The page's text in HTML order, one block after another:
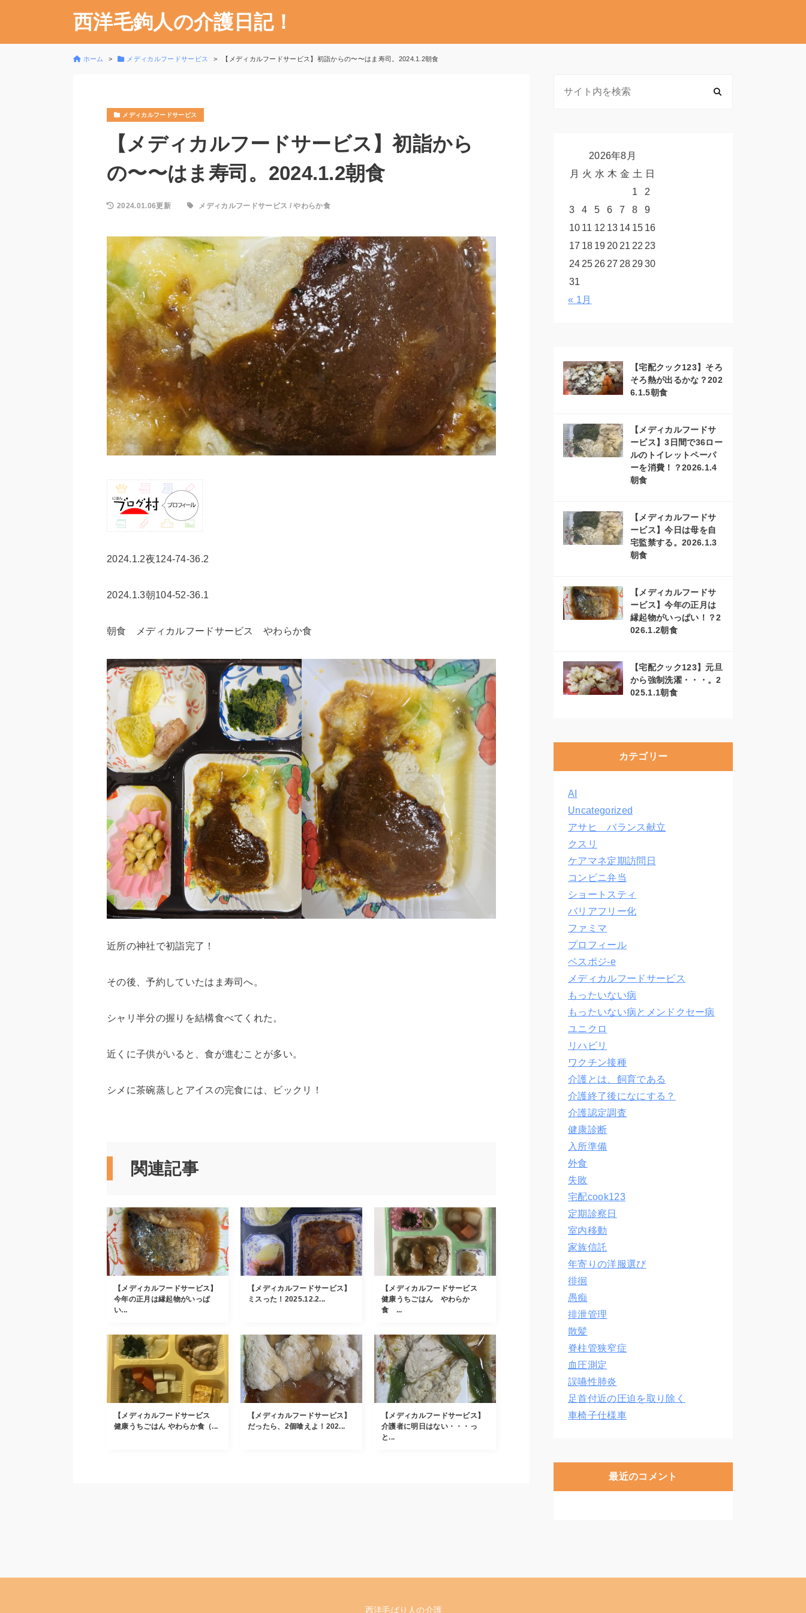
西洋毛鉤人の介護日記！
ホーム メディカルフードサービス 【メディカルフードサービス】初詣からの〜〜はま寿司。2024.1.2朝食
メディカルフードサービス
【メディカルフードサービス】初詣から
の〜〜はま寿司。2024.1.2朝食
2024.01.06更新 メディカルフードサービス /やわらか食
2024.1.2夜124-74-36.2
2024.1.3朝104-52-36.1
朝食 メディカルフードサービス やわらか食
近所の神社で初詣完了！
その後、予約していたはま寿司へ。
シャリ半分の握りを結構食べてくれた。
近くに子供がいると、食が進むことが多い。
シメに茶碗蒸しとアイスの完食には、ビックリ！
関連記事
【メディカルフードサービス】
今年の正月は縁起物がいっぱ
い...
【メディカルフードサービス】
ミスった！2025.12.2...
【メディカルフードサービス
健康うちごはん やわらか
食 ...
【メディカルフードサービス
健康うちごはん やわらか食（...
【メディカルフードサービス】
だったら、2個喰えよ！202...
【メディカルフードサービス】
介護者に明日はない・・・っ
と...
2026年8月
月 火 水 木 金 土 日
1
2
3
4 5 6 7 8
9
10 11 12 13 14 15 16
17 18 19 20 21 22 23
24 25 26 27 28 2930
31
« 1月
【宅配クック123】そろ
そろ熱が出るかな？202
6.1.5朝食
【メディカルフードサ
ービス】3日間で36ロー
ルのトイレットペーパ
ーを消費！？2026.1.4
朝食
【メディカルフードサ
ービス】今日は母を自
宅監禁する。2026.1.3
朝食
【メディカルフードサ
ービス】今年の正月は
縁起物がいっぱい！？2
026.1.2朝食
【宅配クック123】元旦
から強制洗濯・・・。2
025.1.1朝食
カテゴリー
AI
Uncategorized
アサヒ バランス献立
クスリ
ケアマネ定期訪問日
コンビニ弁当
ショートスティ
バリアフリー化
ファミマ
プロフィール
ベスポジ-e
メディカルフードサービス
もったいない病
もったいない病とメンドクセー病
ユニクロ
リハビリ
ワクチン接種
介護とは、飼育である
介護終了後になにする？
介護認定調査
健康診断
入所準備
外食
失敗
宅配cook123
定期診察日
室内移動
家族信託
年寄りの洋服選び
徘徊
愚痴
排泄管理
散髪
脊柱管狭窄症
血圧測定
誤嚥性肺炎
足首付近の圧迫を取り除く
車椅子仕様車
最近のコメント
西洋毛ばり人の介護